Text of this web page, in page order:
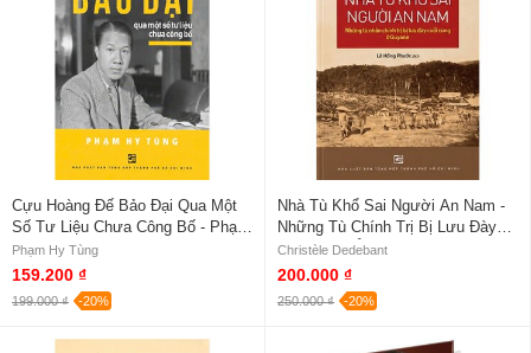
Cựu Hoàng Đế Bảo Đại Qua Một
Số Tư Liệu Chưa Công Bố - Phạm
Hy Tùng
Phạm Hy Tùng
159.200 ₫
199.000 ₫ -20%
Nhà Tù Khổ Sai Người An Nam -
Những Tù Chính Trị Bị Lưu Đày
Cuối Cùng Ở Guyan - Christèle
Dedebant
Christèle Dedebant
200.000 ₫
250.000 ₫ -20%